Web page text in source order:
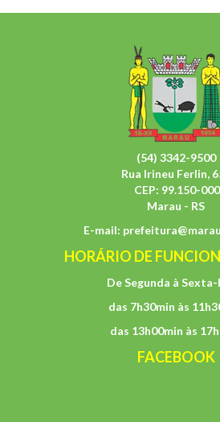
(54) 3342-9500
Rua Irineu Ferlin,
CEP: 99.150-000
Marau - RS
E-mail:
HORÁRIO DE
De Segunda à
das 7h30min às
das 13h00min às
FACEBOOK